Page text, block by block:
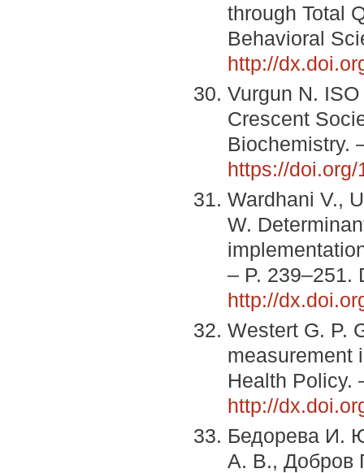
through Total
Behavioral
http://
Vurgun N.
Crescent
Biochemistry.
https://
Wardhani V.,
W.
– P. 239–251.
http://
Westert G. P.
measurement
Health Policy.
http://
Бедорева И.
А. В., Добров